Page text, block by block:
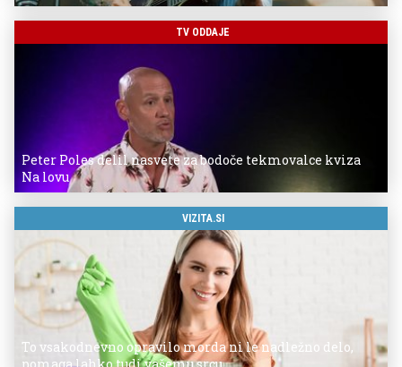
TV ODDAJE
Peter Poles delil nasvete za bodoče tekmovalce kviza
Na lovu
VIZITA.SI
To vsakodnevno opravilo morda ni le nadležno delo,
pomaga lahko tudi vašemu srcu